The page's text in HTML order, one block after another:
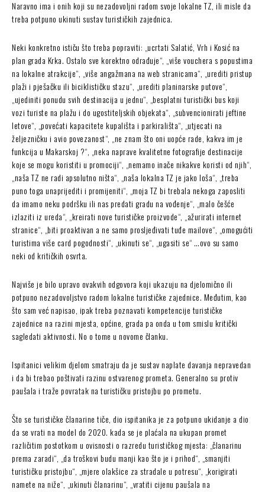
Naravno ima i onih koji su nezadovoljni radom svoje lokalne TZ, ili misle da
treba potpuno ukinuti sustav turističkih zajednica.
Neki konkretno ističu što treba popraviti: „ucrtati Salatić, Vrh i Kosić na
plan grada Krka. Ostalo sve korektno odrađuje“, „više vouchera s popustima
na lokalne atrakcije“, „više angažmana na web stranicama“, „urediti pristup
plaži i pješačku ili biciklističku stazu“, „urediti planinarske putove“,
„ujediniti ponudu svih destinacija u jednu“, „besplatni turistički bus koji
vozi turiste na plažu i do ugostiteljskih objekata“, „subvencionirati jeftine
letove“, „povećati kapacitete kupališta i parkirališta“, „utjecati na
željezničku i avio povezanost“, „ne znam što oni uopće rade, kakva im je
funkcija u Makarskoj ?“, „neka naprave kvalitetne fotografije destinacije
koje se mogu koristiti u promociji“, „nemamo inače nikakve koristi od njih“,
„naša TZ ne radi apsolutno ništa“, „naša lokalna TZ je jako loša“, „treba
puno toga unaprijediti i promijeniti“, „moja TZ bi trebala nekoga zaposliti
da imamo neku podršku ili nas predati gradu na vođenje“, „malo češće
izlaziti iz ureda“, „kreirati nove turističke proizvode“, „ažurirati internet
stranice“, „biti proaktivan a ne samo prosljeđivati tuđe mailove“, „omogućiti
turistima više card pogodnosti“, „ukinuti se“, „ugasiti se“ …ovo su samo
neki od kritičkih osvrta.
Najviše je bilo upravo ovakvih odgovora koji ukazuju na djelomično ili
potpuno nezadovoljstvo radom lokalne turističke zajednice. Međutim, kao
što sam već napisao, ipak treba poznavati kompetencije turističke
zajednice na razini mjesta, općine, grada pa onda u tom smislu kritički
sagledati aktivnosti. No o tome u novome članku.
Ispitanici velikim djelom smatraju da je sustav naplate davanja nepravedan
i da bi trebao poštivati razinu ostvarenog prometa. Generalno su protiv
paušala i traže povratak na turističku pristojbu po prometu.
Što se turističke članarine tiče, dio ispitanika je za potpuno ukidanje a dio
da se vrati na model do 2020. kada se je plaćala na ukupan promet
različitim postotkom u ovisnosti o razredu turističkog mjesta: „članarinu
prema zaradi“, „da troškovi budu manji kao što je i prihod“, „smanjiti
turističku pristojbu“, „mjere olakšice za stradale u potresu“, „korigirati
namete na niže“, „ukinuti članarinu“, „vratiti cijenu paušala na